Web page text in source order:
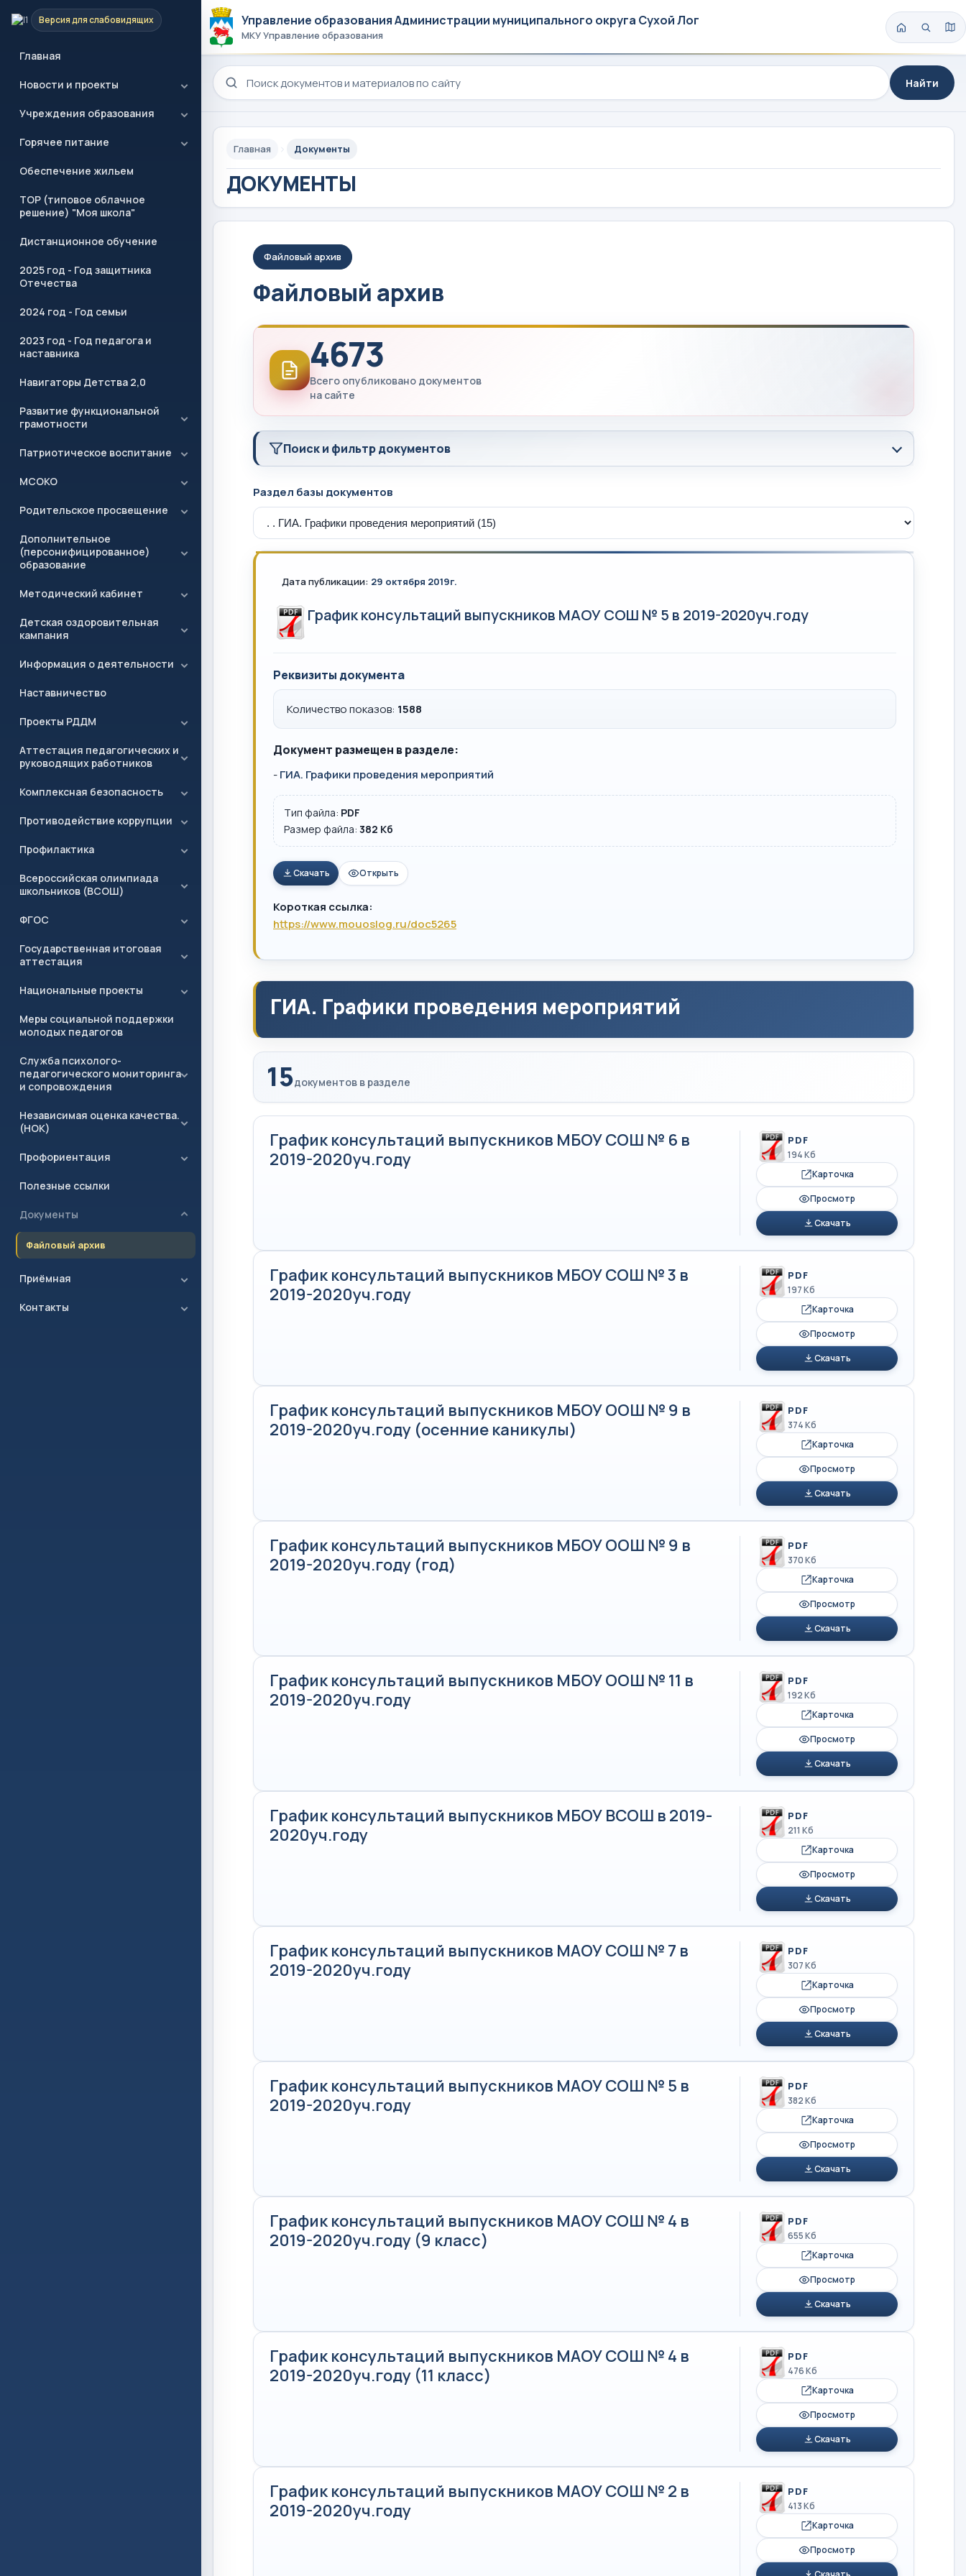
Версия для слабовидящих
Главная
Новости и проекты
Учреждения образования
Горячее питание
Обеспечение жильем
ТОР (типовое облачное
решение) "Моя школа"
Дистанционное обучение
2025 год - Год защитника
Отечества
2024 год - Год семьи
2023 год - Год педагога и
наставника
Навигаторы Детства 2,0
Развитие функциональной
грамотности
Патриотическое воспитание
МСОКО
Родительское просвещение
Дополнительное
(персонифицированное)
образование
Методический кабинет
Детская оздоровительная
кампания
Информация о деятельности
Наставничество
Проекты РДДМ
Аттестация педагогических и
руководящих работников
Комплексная безопасность
Противодействие коррупции
Профилактика
Всероссийская олимпиада
школьников (ВСОШ)
ФГОС
Государственная итоговая
аттестация
Национальные проекты
Меры социальной поддержки
молодых педагогов
Служба психолого-
педагогического мониторинга
и сопровождения
Независимая оценка качества.
(НОК)
Профориентация
Полезные ссылки
Документы
Файловый архив
Приёмная
Контакты
Управление образования Администрации муниципального округа Сухой Лог
МКУ Управление образования
Поиск по сайту
Найти
Главная Документы
ДОКУМЕНТЫ
Файловый архив
Файловый архив
4673
Всего опубликовано документов
на сайте
Поиск и фильтр документов
Раздел базы документов
Дата публикации: 29 октября 2019г.
График консультаций выпускников МАОУ СОШ № 5 в 2019-2020уч.году
Реквизиты документа
Количество показов: 1588
Документ размещен в разделе:
-ГИА. Графики проведения мероприятий
Тип файла: PDF
Размер файла: 382 Кб
Скачать Открыть
Короткая ссылка:
https://www.mouoslog.ru/doc5265
ГИА. Графики проведения мероприятий
15документов в разделе
График консультаций выпускников МБОУ СОШ № 6 в
2019-2020уч.году
PDF
194 Кб
Карточка
Просмотр
Скачать
График консультаций выпускников МБОУ СОШ № 3 в
2019-2020уч.году
PDF
197 Кб
Карточка
Просмотр
Скачать
График консультаций выпускников МБОУ ООШ № 9 в
2019-2020уч.году (осенние каникулы)
PDF
374 Кб
Карточка
Просмотр
Скачать
График консультаций выпускников МБОУ ООШ № 9 в
2019-2020уч.году (год)
PDF
370 Кб
Карточка
Просмотр
Скачать
График консультаций выпускников МБОУ ООШ № 11 в
2019-2020уч.году
PDF
192 Кб
Карточка
Просмотр
Скачать
График консультаций выпускников МБОУ ВСОШ в 2019-
2020уч.году
PDF
211 Кб
Карточка
Просмотр
Скачать
График консультаций выпускников МАОУ СОШ № 7 в
2019-2020уч.году
PDF
307 Кб
Карточка
Просмотр
Скачать
График консультаций выпускников МАОУ СОШ № 5 в
2019-2020уч.году
PDF
382 Кб
Карточка
Просмотр
Скачать
График консультаций выпускников МАОУ СОШ № 4 в
2019-2020уч.году (9 класс)
PDF
655 Кб
Карточка
Просмотр
Скачать
График консультаций выпускников МАОУ СОШ № 4 в
2019-2020уч.году (11 класс)
PDF
476 Кб
Карточка
Просмотр
Скачать
График консультаций выпускников МАОУ СОШ № 2 в
2019-2020уч.году
PDF
413 Кб
Карточка
Просмотр